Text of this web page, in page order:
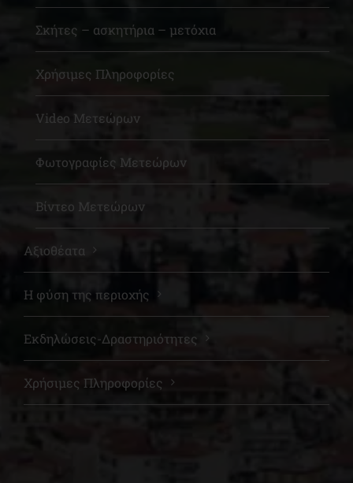
Σκήτες – ασκητήρια – μετόχια
Χρήσιμες Πληροφορίες
Video Μετεώρων
Φωτογραφίες Μετεώρων
Βίντεο Μετεώρων
Αξιοθέατα
Η φύση της περιοχής
Εκδηλώσεις-Δραστηριότητες
Χρήσιμες Πληροφορίες